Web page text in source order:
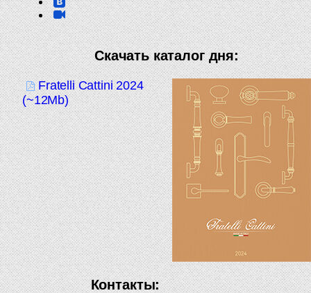
Скачать каталог дня:
Fratelli Cattini 2024
(~12Mb)
Контакты: